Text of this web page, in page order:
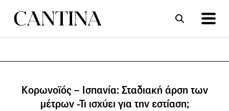
Κορωνοϊός – Ισπανία: Σταδιακή άρση των
μέτρων -Τι ισχύει για την εστίαση;